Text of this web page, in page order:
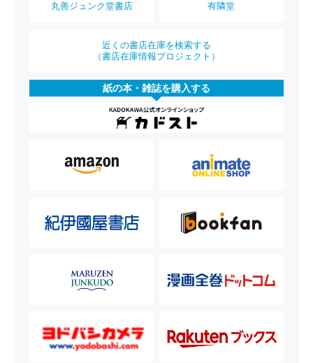
丸善ジュンク堂書店 有隣堂
近くの書店在庫を検索する
（書店在庫情報プロジェクト）
紙の本・雑誌を購入する